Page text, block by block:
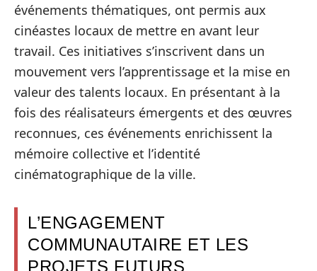
événements thématiques, ont permis aux
cinéastes locaux de mettre en avant leur
travail. Ces initiatives s’inscrivent dans un
mouvement vers l’apprentissage et la mise en
valeur des talents locaux. En présentant à la
fois des réalisateurs émergents et des œuvres
reconnues, ces événements enrichissent la
mémoire collective et l’identité
cinématographique de la ville.
L’ENGAGEMENT
COMMUNAUTAIRE ET LES
PROJETS FUTURS